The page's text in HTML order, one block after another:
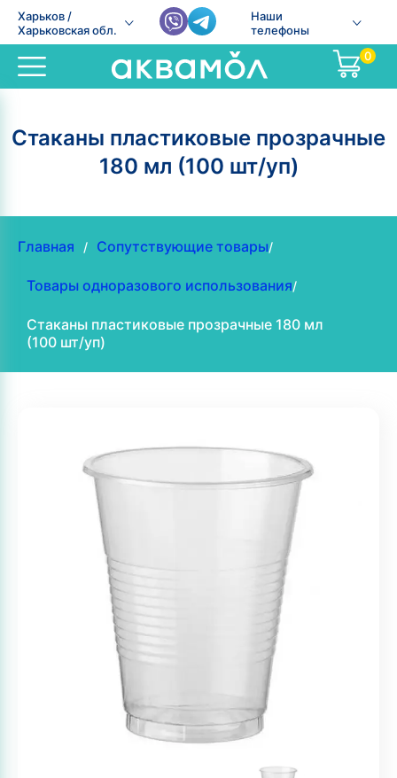
Харьков /
Харьковская обл.
Наши
телефоны
0
Стаканы пластиковые прозрачные
180 мл (100 шт/уп)
Главная / Сопутствующие товары/
Товары одноразового использования/
Стаканы пластиковые прозрачные 180 мл
(100 шт/уп)